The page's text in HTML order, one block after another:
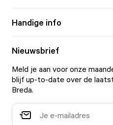
Handige info
Nieuwsbrief
Meld je aan voor onze
blijf up-to-date over de
Breda.